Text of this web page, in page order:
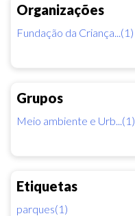
Organizações
Fundação da Criança...(1)
Grupos
Meio ambiente e Urb...(1)
Etiquetas
parques(1)